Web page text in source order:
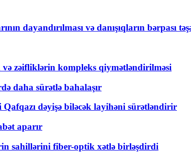
dayandırılması və danışıqların bərpası
zəifliklərin kompleks qiymətləndirilməsi
daha sürətlə bahalaşır
dəyişə biləcək layihəni sürətləndirir
aparır
sahillərini fiber-optik xətlə birləşdirdi